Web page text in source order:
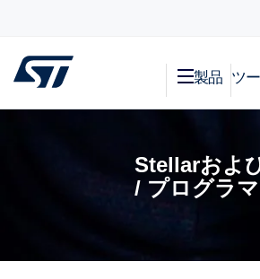
製品 ツ
Stellarおよ
/ プログラマ